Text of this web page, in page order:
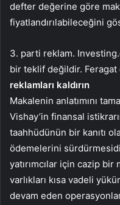
defter değerine göre
fiyatlandırılabileceğini
3. parti reklam.
bir teklif değildir. Feragat
reklamları kaldırın
Makalenin anlatımını
Vishay’in finansal
taahhüdünün bir kanıtı
ödemelerini
yatırımcılar için cazip
varlıkları kısa vadeli
devam eden